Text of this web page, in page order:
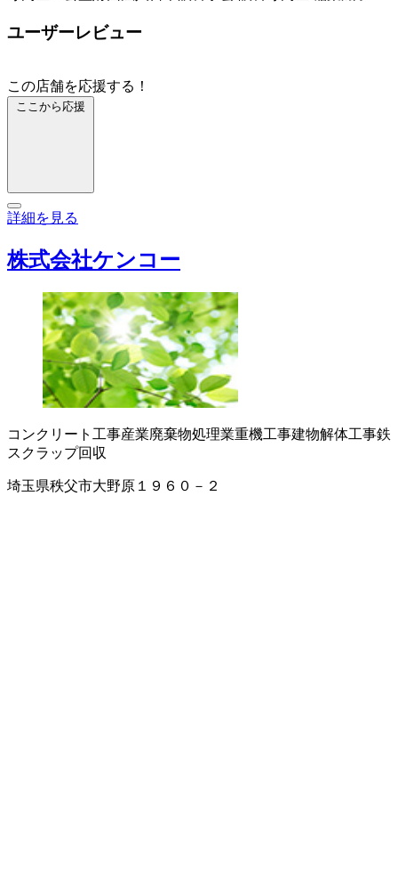
ユーザーレビュー
この店舗を応援する！
ここから応援
詳細を見る
株式会社ケンコー
コンクリート工事産業廃棄物処理業重機工事建物解体工事鉄
スクラップ回収
埼玉県秩父市大野原１９６０－２